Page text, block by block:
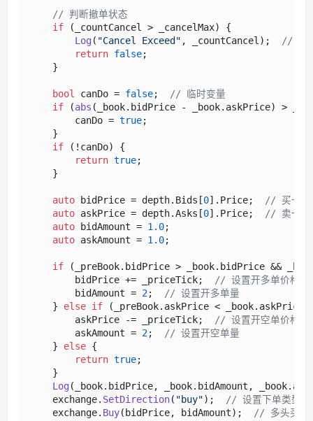
// 判断撤单状态
if (_countCancel > _cancelMax) {
Log( "Cancel Exceed" , _countCancel);
// 打
return false;
    }
bool canDo = false;
// 临时变量
if (abs (_book.bidPrice - _book.askPrice) >
        canDo =
true;
    }
if (!canDo) {
return true;
    }
auto bidPrice = depth.Bids[0].Price;
// 买一价
auto askPrice = depth.Asks[0].Price;
// 卖一价
auto bidAmount = 1.0;
auto askAmount = 1.0;
if (_preBook.bidPrice > _book.bidPrice &&
        bidPrice += _priceTick;
// 设置开多单价格
        bidAmount =
2;
// 设置开多单量
    }
else if (_preBook.askPrice < _book.askPrice
        askPrice -= _priceTick;
// 设置开空单价格
        askAmount =
2;
// 设置开空单量
    }
else {
return true;
    }
Log(_book.bidPrice, _book.bidAmount,
    exchange.
SetDirection( "buy");
// 设置下单类型为
    exchange.
Buy(bidPrice, bidAmount);
// 多头买入